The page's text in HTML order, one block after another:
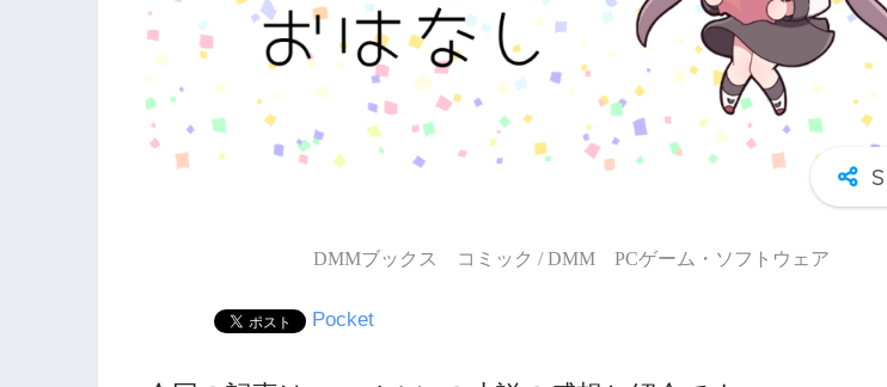
DMMブックス コミック / DMM PCゲーム・ソフトウェア
Pocket